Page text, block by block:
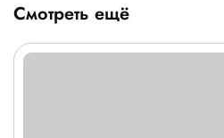
Смотреть ещё